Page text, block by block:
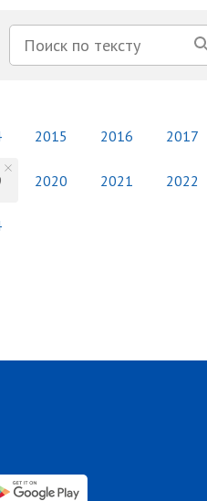
2015 2016 2017
2020 2021 2022